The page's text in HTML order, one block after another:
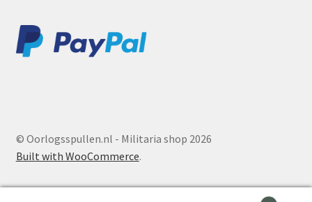
© Oorlogsspullen.nl - Militaria shop 2026
Built with WooCommerce.